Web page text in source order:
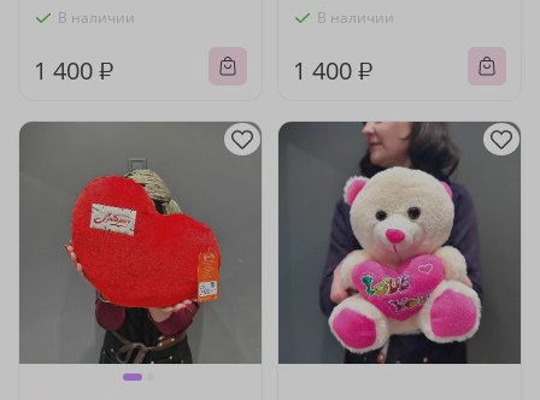
В наличии
1 400 ₽
В наличии
1 400 ₽